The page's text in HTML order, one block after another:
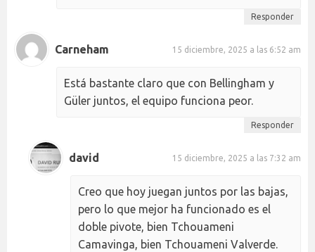
Responder
Carneham 15 diciembre, 2025 a las 6:52 am
Está bastante claro que con Bellingham y
Güler juntos, el equipo funciona peor.
Responder
david 15 diciembre, 2025 a las 7:32 am
Creo que hoy juegan juntos por las bajas,
pero lo que mejor ha funcionado es el
doble pivote, bien Tchouameni
Camavinga, bien Tchouameni Valverde.